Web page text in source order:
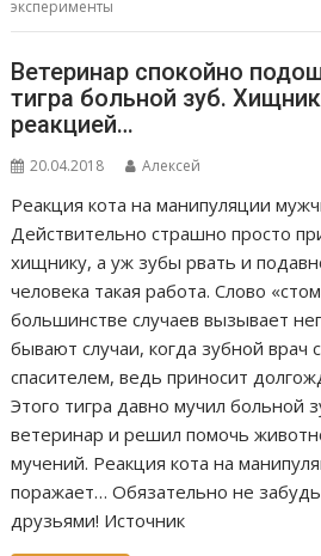
эксперименты
Ветеринар спокойно
тигра больной зуб.
реакцией…
20.04.2018 Алексей
Реакция кота на манипуляции
Действительно страшно просто
хищнику, а уж зубы рвать и
человека такая работа. Слово
большинстве случаев вызывает
бывают случаи, когда зубной врач
спасителем, ведь приносит
Этого тигра давно мучил больной
ветеринар и решил помочь
мучений. Реакция кота на
поражает… Обязательно не
друзьями! Источник